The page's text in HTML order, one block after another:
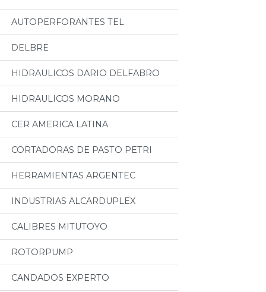
AUTOPERFORANTES TEL
DELBRE
HIDRAULICOS DARIO DELFABRO
HIDRAULICOS MORANO
CER AMERICA LATINA
CORTADORAS DE PASTO PETRI
HERRAMIENTAS ARGENTEC
INDUSTRIAS ALCARDUPLEX
CALIBRES MITUTOYO
ROTORPUMP
CANDADOS EXPERTO